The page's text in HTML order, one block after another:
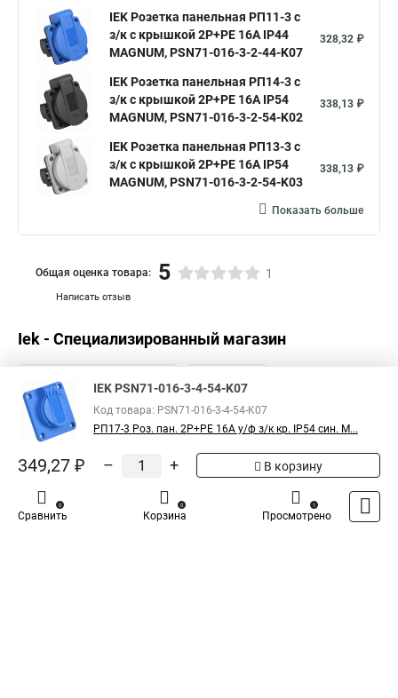
IEK Розетка панельная РП11-3 с
з/к с крышкой 2P+PE 16А IP44
MAGNUM, PSN71-016-3-2-44-K07
328,32 ₽
IEK Розетка панельная РП14-3 с
з/к с крышкой 2P+PE 16А IP54
MAGNUM, PSN71-016-3-2-54-K02
338,13 ₽
IEK Розетка панельная РП13-3 с
з/к с крышкой 2P+PE 16А IP54
MAGNUM, PSN71-016-3-2-54-K03
338,13 ₽
Показать больше
Написать отзыв
Общая оценка товара: 5 1
Iek - Специализированный магазин
IEK PSN71-016-3-4-54-K07
Код товара: PSN71-016-3-4-54-K07
РП17-3 Роз. пан. 2Р+РЕ 16А у/ф з/к кр. IP54 син. M...
349,27 ₽ – + В корзину
Сравнить
0
Корзина
0
Просмотрено
1